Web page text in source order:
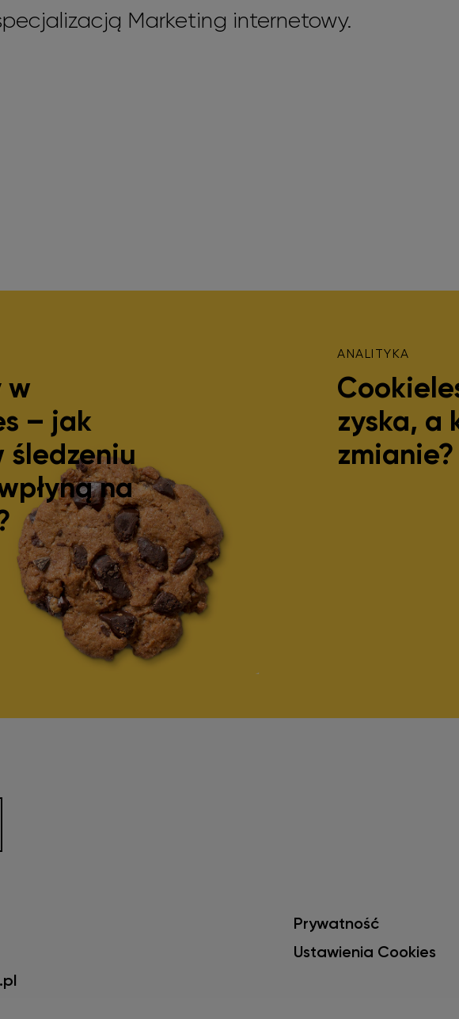
Marketing internetowy.
w
– jak
śledzeniu
na
ANALITYKA
zyska, a
zmianie?
Prywatność
Ustawienia Cookies